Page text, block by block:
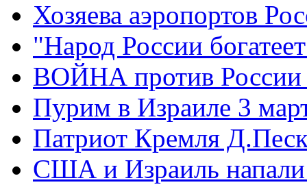
Хозяева аэропортов
"Народ России
ВОЙНА против России
Пурим в Израиле 3
Патриот Кремля
США и Израиль